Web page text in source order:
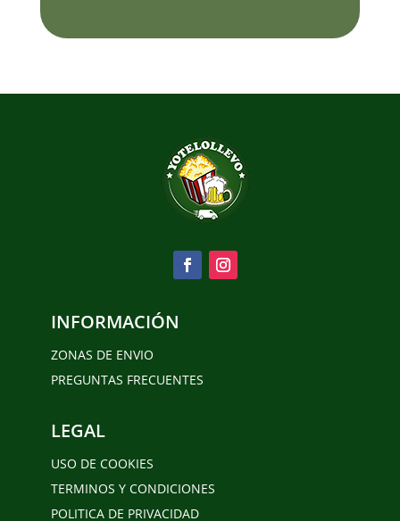
INFORMACIÓN
ZONAS DE ENVIO
PREGUNTAS FRECUENTES
LEGAL
USO DE COOKIES
TERMINOS Y CONDICIONES
POLITICA DE PRIVACIDAD